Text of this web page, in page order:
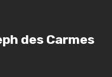
des Carmes